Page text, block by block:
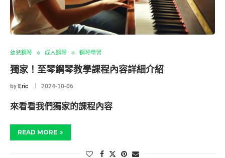
幼兒鋼琴 成人鋼琴 鋼琴學習
獨家！至琴鋼琴教學課程內容詳細介紹
by Eric 2024-10-06
來看看我們獨家的課程內容
READ MORE